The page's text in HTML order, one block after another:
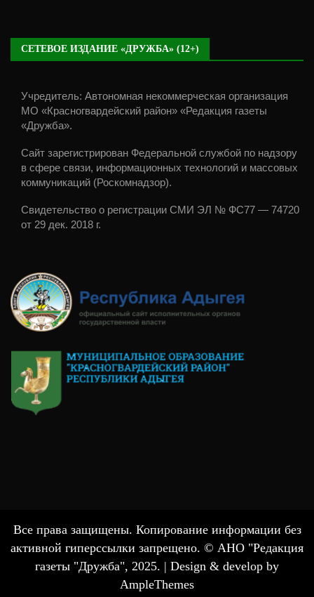
СЕТЕВОЕ ИЗДАНИЕ «ДРУЖБА» (12+)
Учредитель: Автономная некоммерческая организация
МО «Красногвардейский район» «Редакция газеты
«Дружба».
Сайт зарегистрирован Федеральной службой по надзору
в сфере связи, информационных технологий и массовых
коммуникаций (Роскомнадзор).
Свидетельство о регистрации СМИ ЭЛ № ФС77 — 74720
от 29 дек. 2018 г.
Все права защищены. Копирование информации без
активной гиперссылки запрещено. © АНО "Редакция
газеты "Дружба", 2025. | Design & develop by
AmpleThemes